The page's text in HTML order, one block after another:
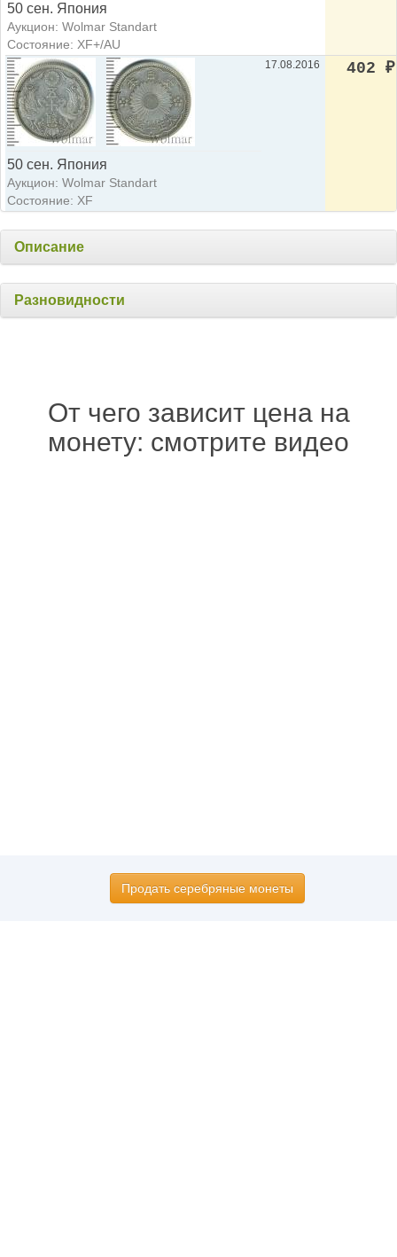
50 сен. Япония
Аукцион: Wolmar Standart
Состояние: XF+/AU
50 сен. Япония
Аукцион: Wolmar Standart
Состояние: XF
17.08.2016 402 ₽
Описание
Разновидности
От чего зависит цена на
монету: смотрите видео
Продать серебряные монеты